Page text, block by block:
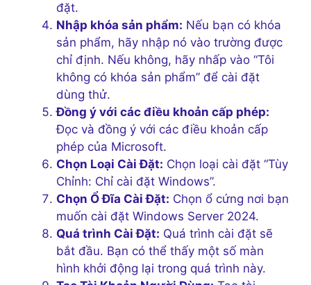
đặt.
Nhập khóa sản phẩm: Nếu bạn có khóa
sản phẩm, hãy nhập nó vào trường được
chỉ định. Nếu không, hãy nhấp vào “Tôi
không có khóa sản phẩm” để cài đặt
dùng thử.
Đồng ý với các điều khoản cấp phép:
Đọc và đồng ý với các điều khoản cấp
phép của Microsoft.
Chọn Loại Cài Đặt: Chọn loại cài đặt “Tùy
Chỉnh: Chỉ cài đặt Windows”.
Chọn Ổ Đĩa Cài Đặt: Chọn ổ cứng nơi bạn
muốn cài đặt Windows Server 2024.
Quá trình Cài Đặt: Quá trình cài đặt sẽ
bắt đầu. Bạn có thể thấy một số màn
hình khởi động lại trong quá trình này.